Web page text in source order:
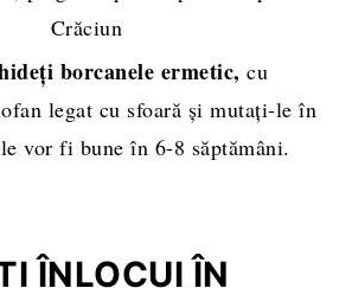
borcanele ermetic,cu
legat cu sfoară și mutați-le în
vor fi bune în 6-8 săptămâni.
ÎNLOCUI ÎN